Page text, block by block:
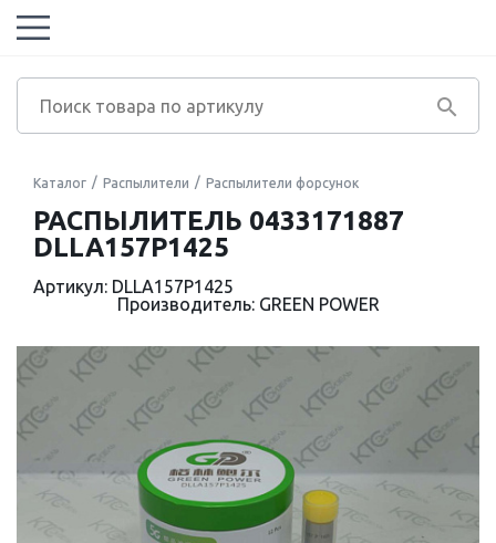
Каталог Распылители Распылители форсунок
РАСПЫЛИТЕЛЬ 0433171887
DLLA157P1425
Артикул: DLLA157P1425
Производитель: GREEN POWER